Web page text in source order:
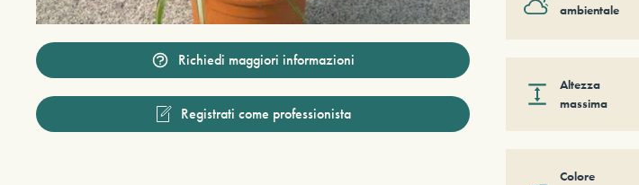
Richiedi maggiori informazioni
Registrati come professionista
ambientale
Altezza
massima
Colore